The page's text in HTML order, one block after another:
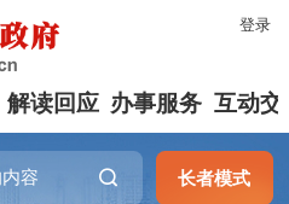
登录
解读回应 办事服务 互动交
长者模式